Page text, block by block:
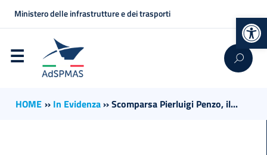
Ministero delle infrastrutture e dei trasporti
HOME ›› In Evidenza››Scomparsa Pierluigi Penzo, il...